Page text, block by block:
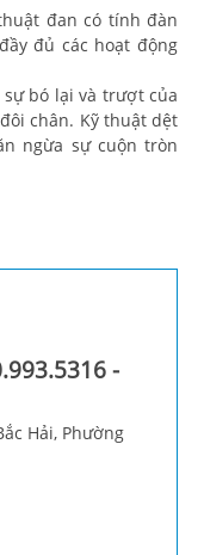
đan có tính đàn
đầy đủ các hoạt động
bó lại và trượt của
đôi chân. Kỹ thuật dệt
ngừa sự cuộn tròn
-
Hải, Phường